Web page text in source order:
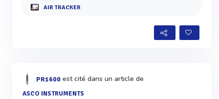
AIR TRACKER
PR1600 est cité dans un article de
ASCO INSTRUMENTS